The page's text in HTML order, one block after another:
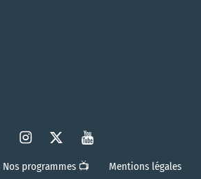
Nos programmes 📺
Mentions légales